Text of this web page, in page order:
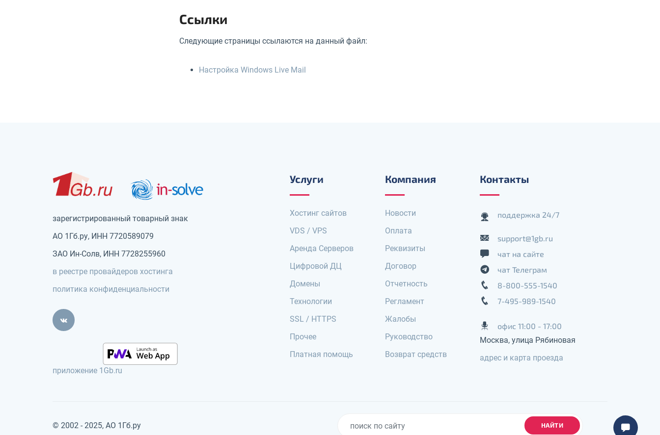
Ссылки
Следующие страницы ссылаются на данный файл:
Настройка Windows Live Mail
зарегистрированный товарный знак
АО 1Гб.ру, ИНН 7720589079
ЗАО Ин-Солв, ИНН 7728255960
в реестре провайдеров хостинга
политика конфиденциальности
приложение 1Gb.ru
Услуги
Хостинг сайтов
VDS / VPS
Аренда Серверов
Цифровой ДЦ
Домены
Технологии
SSL / HTTPS
Прочее
Платная помощь
Компания
Новости
Оплата
Реквизиты
Договор
Отчетность
Регламент
Жалобы
Руководство
Возврат средств
Контакты
поддержка 24/7
support@1gb.ru
чат на сайте
чат Телеграм
8-800-555-1540
7-495-989-1540
офис 11:00 - 17:00
Москва, улица Рябиновая
адрес и карта проезда
© 2002 - 2025, АО 1Гб.ру НАЙТИ